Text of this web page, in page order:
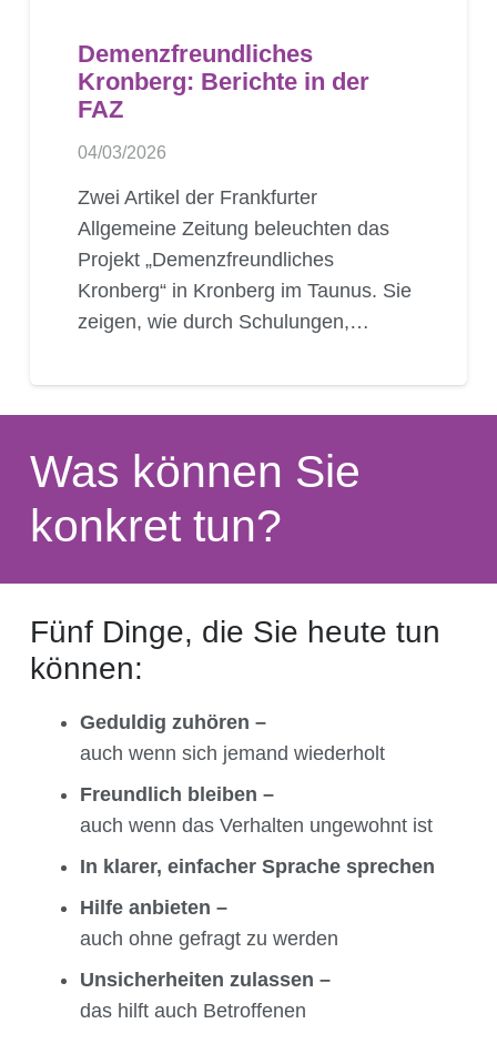
Demenzfreundliches
Kronberg: Berichte in der
FAZ
04/03/2026
Zwei Artikel der Frankfurter
Allgemeine Zeitung beleuchten das
Projekt „Demenzfreundliches
Kronberg“ in Kronberg im Taunus. Sie
zeigen, wie durch Schulungen,…
Was können Sie
konkret tun?
Fünf Dinge, die Sie heute tun
können:
Geduldig zuhören –
auch wenn sich jemand wiederholt
Freundlich bleiben –
auch wenn das Verhalten ungewohnt ist
In klarer, einfacher Sprache sprechen
Hilfe anbieten –
auch ohne gefragt zu werden
Unsicherheiten zulassen –
das hilft auch Betroffenen